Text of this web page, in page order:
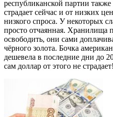
республиканской партии
страдает сейчас и от низких
низкого спроса. У некоторых
просто отчаянная. Хранилища
освободить, они сами
чёрного золота. Бочка
дешевела в последние дни
сам доллар от этого не страдает!